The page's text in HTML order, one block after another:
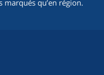
qu’en région.